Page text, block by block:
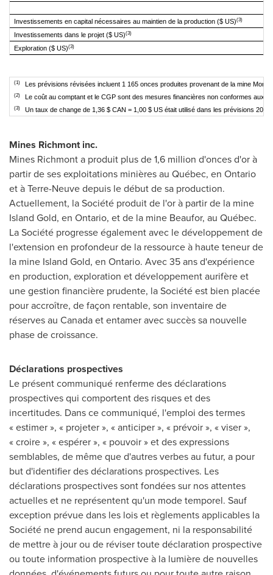
Investissements en capital nécessaires au maintien de la production ($ US)(3)
Investissements dans le projet ($ US)(3)
Exploration ($ US)(3)
(1) Les prévisions révisées incluent 1 165 onces produites provenant de la mine
(2) Le coût au comptant et le CGP sont des mesures financières non conformes aux
(3) Un taux de change de 1,36 $ CAN = 1,00 $ US était utilisé dans les prévisions
Mines Richmont inc.
Mines Richmont a produit plus de 1,6 million d'onces d'or à
partir de ses exploitations minières au Québec, en Ontario
et à Terre-Neuve depuis le début de sa production.
Actuellement, la Société produit de l'or à partir de la mine
Island Gold, en Ontario, et de la mine Beaufor, au Québec.
La Société progresse également avec le développement de
l'extension en profondeur de la ressource à hauteteneurde
la mine Island Gold, en Ontario. Avec 35 ans d'expérience
en production, exploration et développement aurifère et
une gestion financière prudente, la Société est bien placée
pour accroître, de façon rentable, son inventaire de
réserves au Canadaet entamer avec succès sa nouvelle
phase de croissance.
Déclarations prospectives
Le présent communiqué renferme des déclarations
prospectives qui comportent des risques et des
incertitudes. Dans ce communiqué, l'emploi des termes
« estimer », « projeter », « anticiper », « prévoir », « viser »,
« croire », « espérer », « pouvoir » et des expressions
semblables, de même que d'autres verbes au futur, a pour
but d'identifier des déclarations prospectives. Les
déclarations prospectives sont fondées sur nos attentes
actuelles et ne représentent qu'un mode temporel. Sauf
exception prévue dans les lois et règlements applicables la
Société ne prend aucun engagement, ni la responsabilité
de mettre à jour ou de réviser toute déclaration prospective
ou toute information prospective à la lumière de nouvelles